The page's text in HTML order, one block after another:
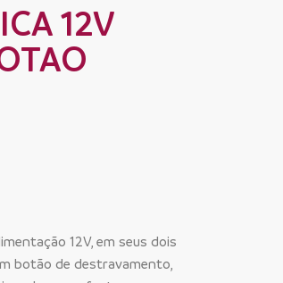
12V
12V, em seus dois
botão de destravamento,